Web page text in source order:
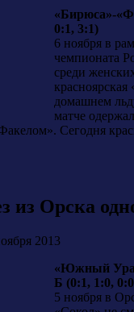
«Бирюса»-
0:1, 3:1)
6 ноября в
чемпионата
среди
домашнем
матче
Сегодня
из Орска
2013
«Южный
Б (0:1, 1:0,
5 ноября в